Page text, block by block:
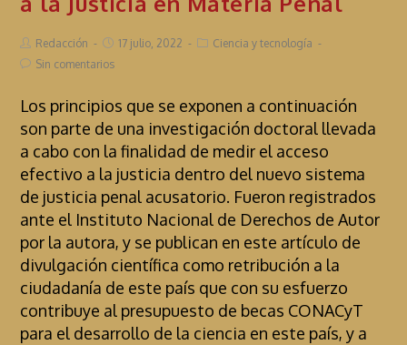
Redacción 17 julio, 2022
Ciencia y tecnología
Sin comentarios
Los principios que se exponen a continuación
son parte de una investigación doctoral llevada
a cabo con la finalidad de medir el acceso
efectivo a la justicia dentro del nuevo sistema
de justicia penal acusatorio. Fueron registrados
ante el Instituto Nacional de Derechos de Autor
por la autora, y se publican en este artículo de
divulgación científica como retribución a la
ciudadanía de este país que con su esfuerzo
contribuye al presupuesto de becas CONACyT
para el desarrollo de la ciencia en este país, y a